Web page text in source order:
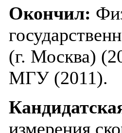
Окончил:
(г. Москва)
МГУ (2011).
измерения